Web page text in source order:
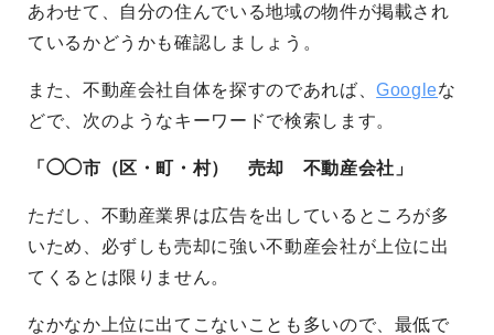
あわせて、自分の住んでいる地域の物件が掲載され
ているかどうかも確認しましょう。
また、不動産会社自体を探すのであれば、Googleな
どで、次のようなキーワードで検索します。
「◯◯市（区・町・村） 売却 不動産会社」
ただし、不動産業界は広告を出しているところが多
いため、必ずしも売却に強い不動産会社が上位に出
てくるとは限りません。
なかなか上位に出てこないことも多いので、最低で